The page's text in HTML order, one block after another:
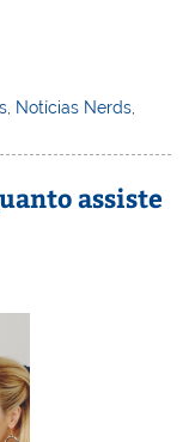
Notícias Nerds
assiste